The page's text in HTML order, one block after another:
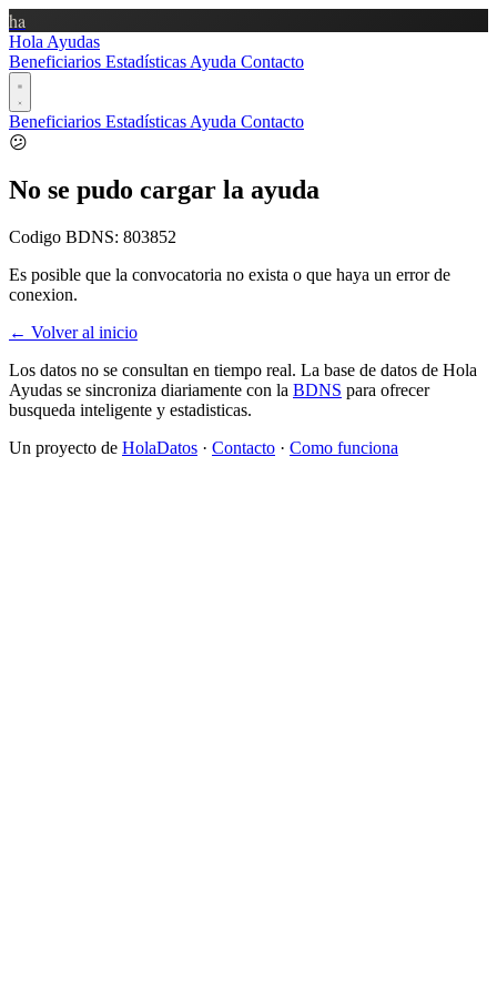
ha
Hola Ayudas
Beneficiarios Estadísticas Ayuda Contacto
Beneficiarios Estadísticas Ayuda Contacto
😕
No se pudo cargar la ayuda
Codigo BDNS: 803852
Es posible que la convocatoria no exista o que haya un error de
conexion.
← Volver al inicio
Los datos no se consultan en tiempo real. La base de datos de Hola
Ayudas se sincroniza diariamente con la BDNS para ofrecer
busqueda inteligente y estadisticas.
Un proyecto de HolaDatos · Contacto · Como funciona